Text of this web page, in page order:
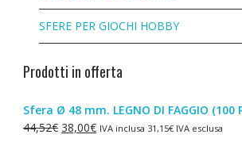
SFERE PER GIOCHI HOBBY
Prodotti in offerta
Sfera Ø 48 mm. LEGNO DI FAGGIO (100
44,52€ Il
38,00€IlIVA inclusa 31,15€IVA esclusa